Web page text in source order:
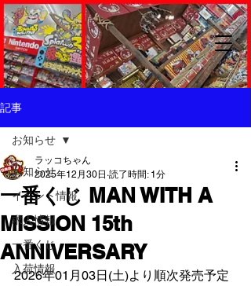
記事
お知らせ
イベント情報
求人情報
一番くじ
入荷情報
お知らせ
一番くじ MAN WITH A
MISSION 15th
ANNIVERSARY
ラッコちゃん
2025年12月30日 読了時間: 1分
2026年01月03日(土)より順次発売予定